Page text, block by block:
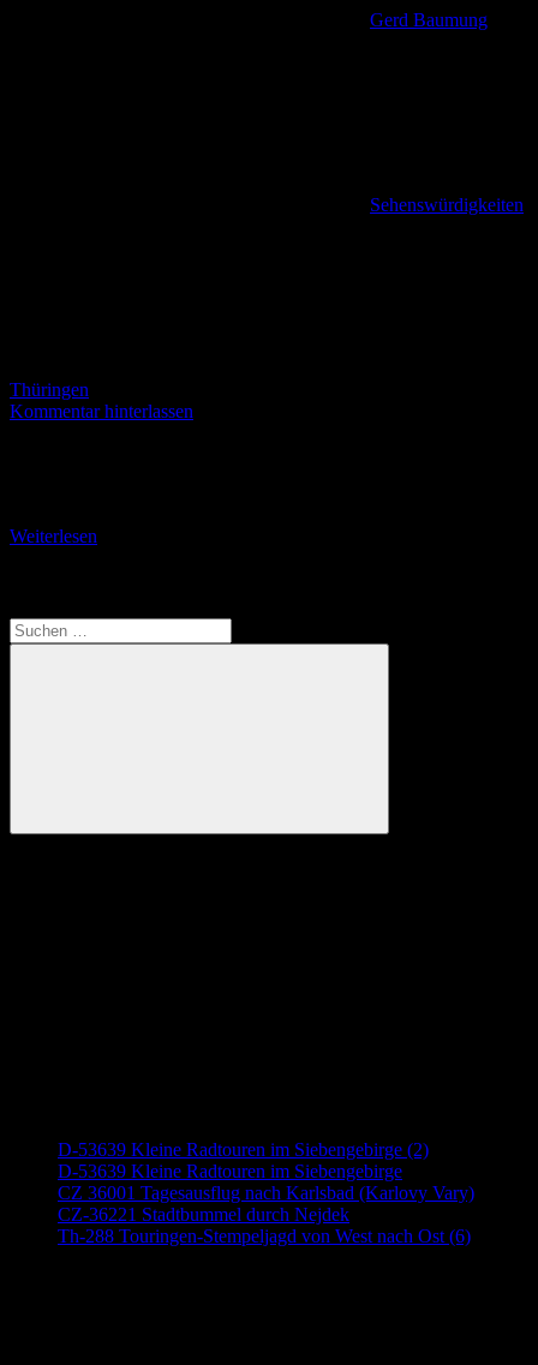
Gerd Baumung
Sehenswürdigkeiten
Thüringen
Kommentar hinterlassen
Weiterlesen
Suchen
nach:
Suchen
D-53639 Kleine Radtouren im Siebengebirge (2)
D-53639 Kleine Radtouren im Siebengebirge
CZ 36001 Tagesausflug nach Karlsbad (Karlovy Vary)
CZ-36221 Stadtbummel durch Nejdek
Th-288 Touringen-Stempeljagd von West nach Ost (6)